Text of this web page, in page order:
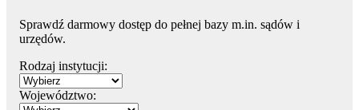
Sprawdź darmowy dostęp do pełnej bazy m.in. sądów i
urzędów.
Rodzaj instytucji:
Województwo: